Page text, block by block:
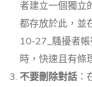
者建立一個獨立
都存放於此，並
10-27_騷擾者
時，快速且有條
不要刪除對話